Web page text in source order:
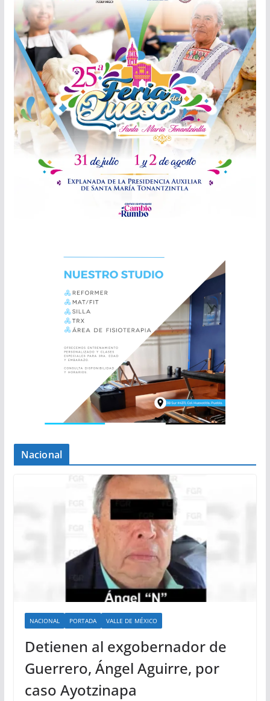
Nacional
NACIONAL PORTADA VALLE DE MÉXICO
Detienen al exgobernador de
Guerrero, Ángel Aguirre, por
caso Ayotzinapa